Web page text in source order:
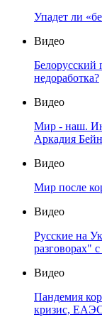
Упадет ли
Видео
Белорусский
недоработка?
Видео
Мир - наш.
Аркадия
Видео
Мир после
Видео
Русские на
разговорах"
Видео
Пандемия
кризис,